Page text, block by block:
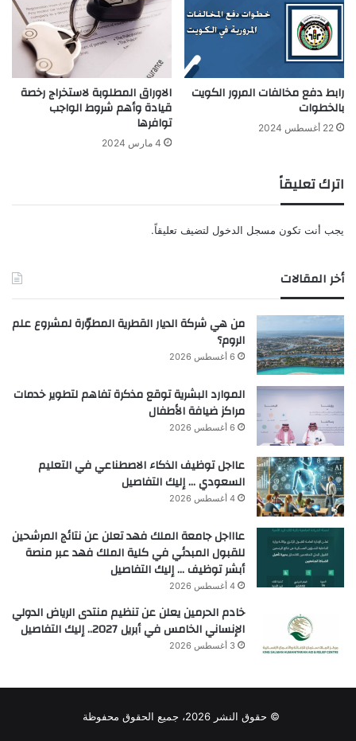
رابط دفع مخالفات المرور الكويت
بالخطوات
22 أغسطس 2024
الاوراق المطلوبة لاستخراج رخصة
قيادة وأهم شروط الواجب
توافرها
4 مارس 2024
اترك تعليقاً
يجب أنت تكون مسجل الدخول لتضيف تعليقاً.
أخر المقالات
من هي شركة الديار القطرية المطوّرة لمشروع علم
الروم؟
6 أغسطس 2026
الموارد البشرية توقع مذكرة تفاهم لتطوير خدمات
مراكز ضيافة الأطفال
6 أغسطس 2026
عااجل توظيف الذكاء الاصطناعي في التعليم
السعودي … إليك التفاصيل
4 أغسطس 2026
عاااجل جامعة الملك فهد تعلن عن نتائج المرشحين
للقبول المبدئي في كلية الملك فهد عبر منصة
أبشر توظيف … إليك التفاصيل
4 أغسطس 2026
خادم الحرمين يعلن عن تنظيم منتدى الرياض الدولي
الإنساني الخامس في أبريل 2027.. إليك التفاصيل
3 أغسطس 2026
© حقوق النشر 2026، جميع الحقوق محفوظة